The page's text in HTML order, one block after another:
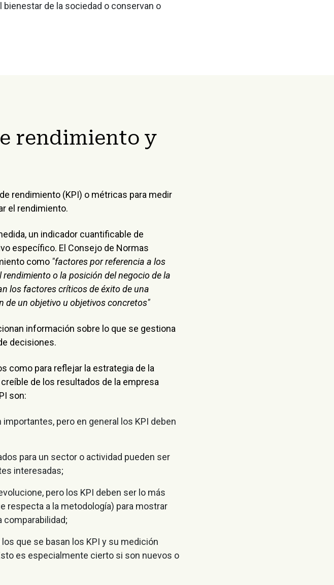
de la sociedad o conservan o
rendimiento y
rendimiento (KPI) o métricas para medir
el rendimiento.
un indicador cuantificable de
específico. El Consejo de Normas
como "factores por referencia a los
o la posición del negocio de la
los factores críticos de éxito de una
de un objetivo u objetivos concretos"
información sobre lo que se gestiona
decisiones.
como para reflejar la estrategia de la
de los resultados de la empresa
son:
pero en general los KPI deben
para un sector o actividad pueden ser
interesadas;
pero los KPI deben ser lo más
respecta a la metodología) para mostrar
comparabilidad;
que se basan los KPI y su medición
es especialmente cierto si son nuevos o